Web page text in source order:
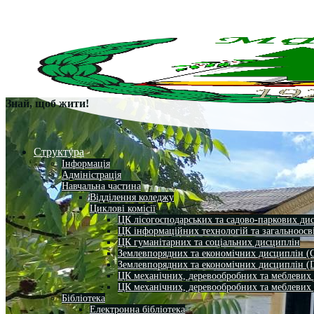
Структура
Інформація
Адміністрація
Навчальна частина
Відділення коледжу
Циклові комісії
ЦК лісогосподарських та садово-паркових
ЦК інформаційних технологій та
ЦК гуманітарних та соціальних дисциплін
Землевпорядних та економічних дисциплін
Землевпорядних та економічних дисциплін
ЦК механічних, деревообробних та
ЦК механічних, деревообробних та
Бібліотека
Електронна бібліотека
Знай, щоб жити!